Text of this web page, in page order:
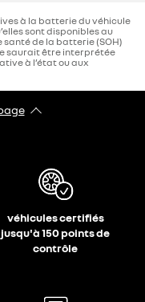
à la batterie du véhicule
sont disponibles au
de la batterie (SOH)
saurait être interprétée
à l’état ou aux
véhicules certifiés
jusqu'à 150 points de
contrôle